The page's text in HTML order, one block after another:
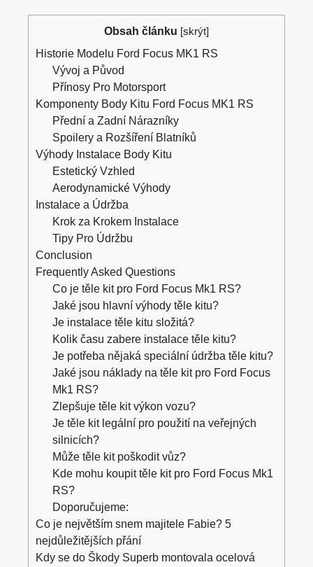
Obsah článku [skrýt]
Historie Modelu Ford Focus MK1 RS
Vývoj a Původ
Přínosy Pro Motorsport
Komponenty Body Kitu Ford Focus MK1 RS
Přední a Zadní Nárazníky
Spoilery a Rozšíření Blatníků
Výhody Instalace Body Kitu
Estetický Vzhled
Aerodynamické Výhody
Instalace a Údržba
Krok za Krokem Instalace
Tipy Pro Údržbu
Conclusion
Frequently Asked Questions
Co je těle kit pro Ford Focus Mk1 RS?
Jaké jsou hlavní výhody těle kitu?
Je instalace těle kitu složitá?
Kolik času zabere instalace těle kitu?
Je potřeba nějaká speciální údržba těle kitu?
Jaké jsou náklady na těle kit pro Ford Focus
Mk1 RS?
Zlepšuje těle kit výkon vozu?
Je těle kit legální pro použití na veřejných
silnicích?
Může těle kit poškodit vůz?
Kde mohu koupit těle kit pro Ford Focus Mk1
RS?
Doporučujeme:
Co je největším snem majitele Fabie? 5
nejdůležitějších přání
Kdy se do Škody Superb montovala ocelová